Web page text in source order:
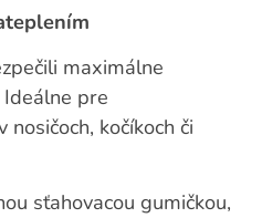
maximálne
pre
kočíkoch či
sťahovacou gumičkou,